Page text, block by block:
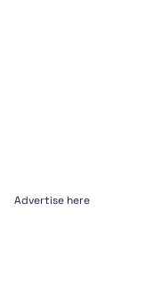
Advertise here